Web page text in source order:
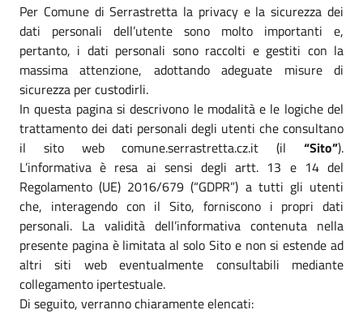
Per Comune di Serrastretta la privacy e la sicurezza dei
dati personali dell’utente sono molto importanti e,
pertanto, i dati personali sono raccolti e gestiti con la
massima attenzione, adottando adeguate misure di
sicurezza per custodirli.
In questa pagina si descrivono le modalità e le logiche del
trattamento dei dati personali degli utenti che consultano
il sito web comune.serrastretta.cz.it (il “Sito”).
L’informativa è resa ai sensi degli artt. 13 e 14 del
Regolamento (UE) 2016/679 (“GDPR”) a tutti gli utenti
che, interagendo con il Sito, forniscono i propri dati
personali. La validità dell’informativa contenuta nella
presente pagina è limitata al solo Sito e non si estende ad
altri siti web eventualmente consultabili mediante
collegamento ipertestuale.
Di seguito, verranno chiaramente elencati: